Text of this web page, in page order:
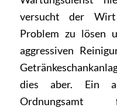
versucht der
Problem zu lösen
aggressiven
dies aber. Ein